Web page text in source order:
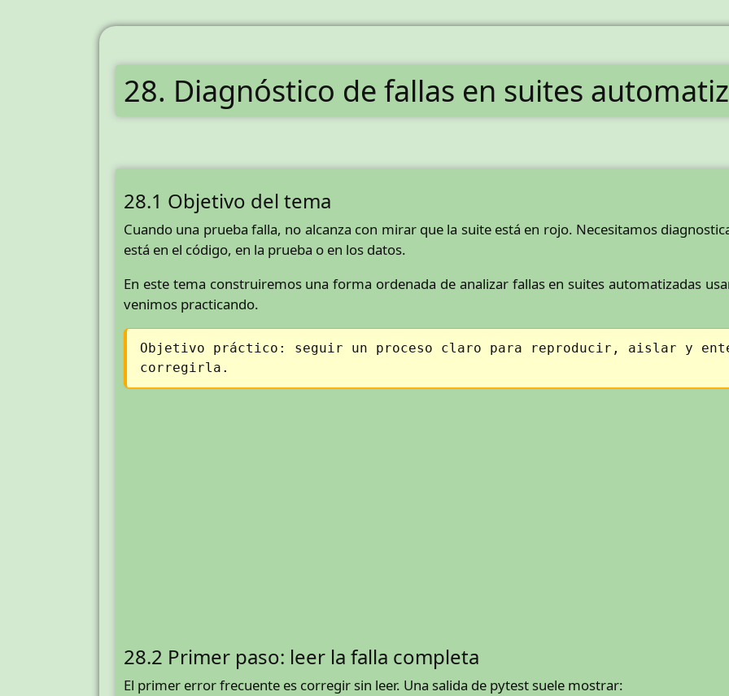
28. Diagnóstico de fallas en suites
28.1 Objetivo del tema
Cuando una prueba falla, no alcanza con mirar que la suite está en rojo. Necesitamos
está en el código, en la prueba o en los datos.
En este tema construiremos una forma ordenada de analizar fallas en suites automatizadas
venimos practicando.
Objetivo práctico: seguir un proceso claro para reproducir, aislar y
corregirla.
28.2 Primer paso: leer la falla completa
El primer error frecuente es corregir sin leer. Una salida de pytest suele mostrar: